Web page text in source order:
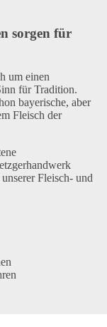
sorgen für
um einen
für Tradition.
bayerische, aber
Fleisch der
Fleisch- und